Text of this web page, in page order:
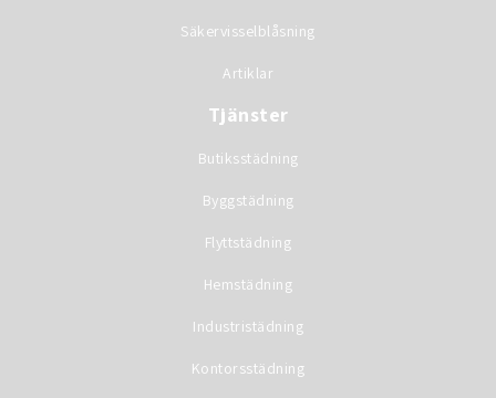
Säkervisselblåsning
Artiklar
Tjänster
Butiksstädning
Byggstädning
Flyttstädning
Hemstädning
Industristädning
Kontorsstädning